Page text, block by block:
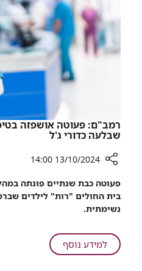
לבני
ובנות
השירות
הלאומי
רמב"ם: פעוטה אושפזה
שבלעה כדורי ג'ל
שיתוף
רמב"ם:
פעוטה
בטיפול
נמרץ
13/10/2024 14:00
פעוטה כבת שנתיים פונתה
בית החולים "רות" לילדים
נשימתית.
למידע נוסףעל
רמב"ם: